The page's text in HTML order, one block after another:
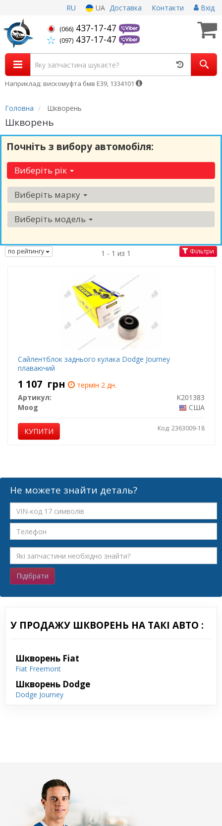
RU UA Доставка Контакти Вхід
(066) 437-17-47
(097) 437-17-47
Наприклад: вискомуфта бмв Е39, 1334101
Головна Шкворень
Шкворень
Почніть з вибору автомобіля:
Виберіть рік
Виберіть марку
Виберіть модель
по рейтингу 1 - 1 из 1 Фільтри
Сайлентблок заднього кулака Dodge Journey
плаваючий
1 107 грн
термін 2 дн.
Артикул:
K201383
Moog
США
КУПИТИ Код: 2363009-18
Не можете знайти деталь?
Підібрати
У ПРОДАЖУ ШКВОРЕНЬ НА ТАКІ АВТО :
Шкворень Fiat
Fiat Freemont
Шкворень Dodge
Dodge Journey